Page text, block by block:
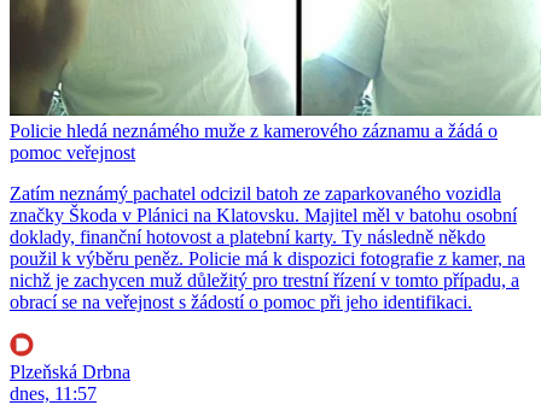
Policie hledá neznámého muže z kamerového záznamu a žádá o
pomoc veřejnost
Zatím neznámý pachatel odcizil batoh ze zaparkovaného vozidla
značky Škoda v Plánici na Klatovsku. Majitel měl v batohu osobní
doklady, finanční hotovost a platební karty. Ty následně někdo
použil k výběru peněz. Policie má k dispozici fotografie z kamer, na
nichž je zachycen muž důležitý pro trestní řízení v tomto případu, a
obrací se na veřejnost s žádostí o pomoc při jeho identifikaci.
Plzeňská Drbna
dnes, 11:57